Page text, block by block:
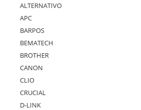
ALTERNATIVO
APC
BARPOS
BEMATECH
BROTHER
CANON
CLIO
CRUCIAL
D-LINK